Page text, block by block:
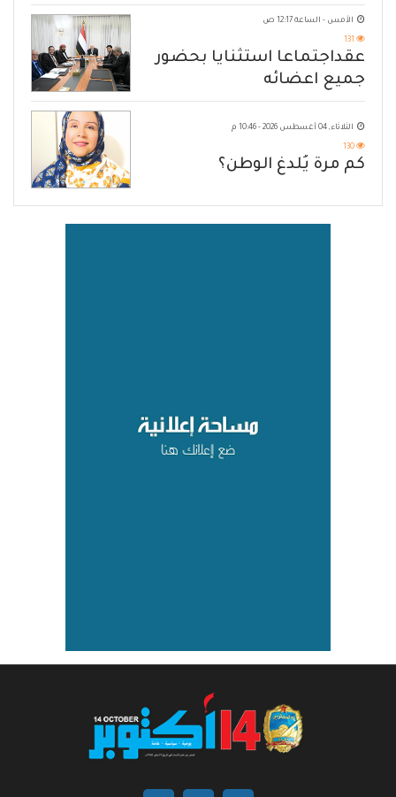
الأمس - الساعة 12:17 ص
131
عقداجتماعا استثنايا بحضور
جميع اعضائه
الثلاثاء, 04 أغسطس 2026 - 10:46 م
130
كم مرة يُلدغ الوطن؟